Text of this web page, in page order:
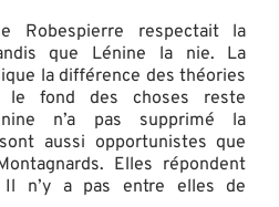
Robespierre respectait la
que Lénine la nie. La
la différence des théories
fond des choses reste
n’a pas supprimé la
aussi opportunistes que
Elles répondent
Il n’y a pas entre elles de